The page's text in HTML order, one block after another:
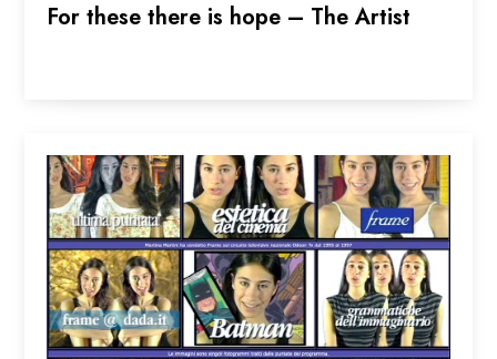
For these there is hope – The Artist